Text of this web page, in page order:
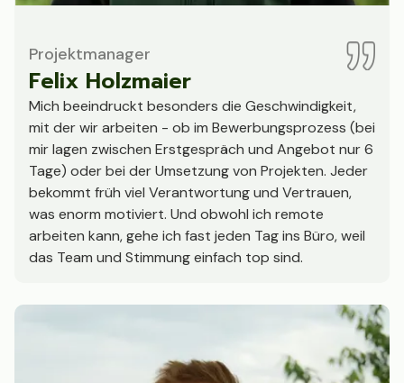
Projektmanager
Felix Holzmaier
Mich beeindruckt besonders die Geschwindigkeit,
mit der wir arbeiten - ob im Bewerbungsprozess (bei
mir lagen zwischen Erstgespräch und Angebot nur 6
Tage) oder bei der Umsetzung von Projekten. Jeder
bekommt früh viel Verantwortung und Vertrauen,
was enorm motiviert. Und obwohl ich remote
arbeiten kann, gehe ich fast jeden Tag ins Büro, weil
das Team und Stimmung einfach top sind.